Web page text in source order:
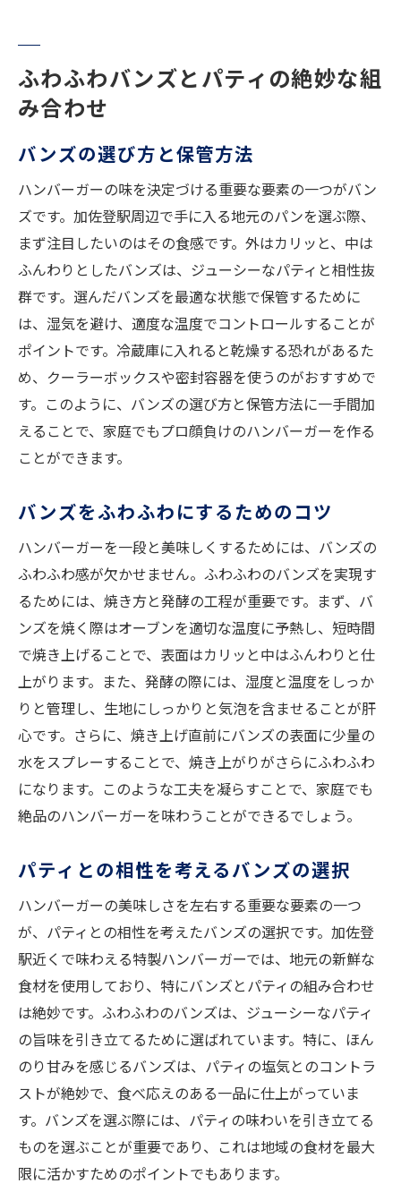
ふわふわバンズとパティの絶妙な組
み合わせ
バンズの選び方と保管方法
ハンバーガーの味を決定づける重要な要素の一つがバン
ズです。加佐登駅周辺で手に入る地元のパンを選ぶ際、
まず注目したいのはその食感です。外はカリッと、中は
ふんわりとしたバンズは、ジューシーなパティと相性抜
群です。選んだバンズを最適な状態で保管するために
は、湿気を避け、適度な温度でコントロールすることが
ポイントです。冷蔵庫に入れると乾燥する恐れがあるた
め、クーラーボックスや密封容器を使うのがおすすめで
す。このように、バンズの選び方と保管方法に一手間加
えることで、家庭でもプロ顔負けのハンバーガーを作る
ことができます。
バンズをふわふわにするためのコツ
ハンバーガーを一段と美味しくするためには、バンズの
ふわふわ感が欠かせません。ふわふわのバンズを実現す
るためには、焼き方と発酵の工程が重要です。まず、バ
ンズを焼く際はオーブンを適切な温度に予熱し、短時間
で焼き上げることで、表面はカリッと中はふんわりと仕
上がります。また、発酵の際には、湿度と温度をしっか
りと管理し、生地にしっかりと気泡を含ませることが肝
心です。さらに、焼き上げ直前にバンズの表面に少量の
水をスプレーすることで、焼き上がりがさらにふわふわ
になります。このような工夫を凝らすことで、家庭でも
絶品のハンバーガーを味わうことができるでしょう。
パティとの相性を考えるバンズの選択
ハンバーガーの美味しさを左右する重要な要素の一つ
が、パティとの相性を考えたバンズの選択です。加佐登
駅近くで味わえる特製ハンバーガーでは、地元の新鮮な
食材を使用しており、特にバンズとパティの組み合わせ
は絶妙です。ふわふわのバンズは、ジューシーなパティ
の旨味を引き立てるために選ばれています。特に、ほん
のり甘みを感じるバンズは、パティの塩気とのコントラ
ストが絶妙で、食べ応えのある一品に仕上がっていま
す。バンズを選ぶ際には、パティの味わいを引き立てる
ものを選ぶことが重要であり、これは地域の食材を最大
限に活かすためのポイントでもあります。